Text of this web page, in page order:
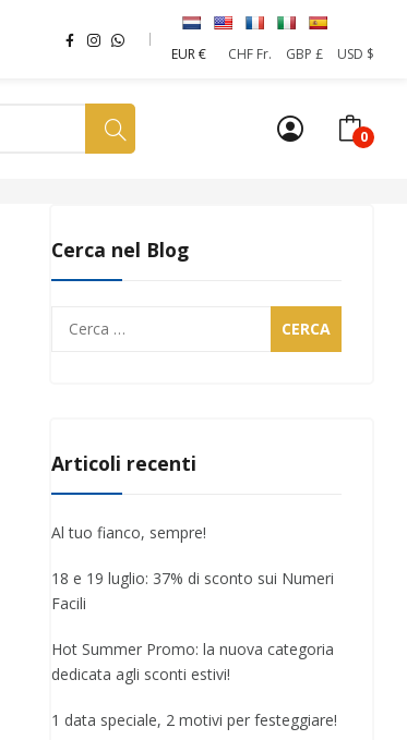
EUR €
CHF Fr. GBP £ USD $
0
Cerca nel Blog
Articoli recenti
Al tuo fianco, sempre!
18 e 19 luglio: 37% di sconto sui Numeri
Facili
Hot Summer Promo: la nuova categoria
dedicata agli sconti estivi!
1 data speciale, 2 motivi per festeggiare!